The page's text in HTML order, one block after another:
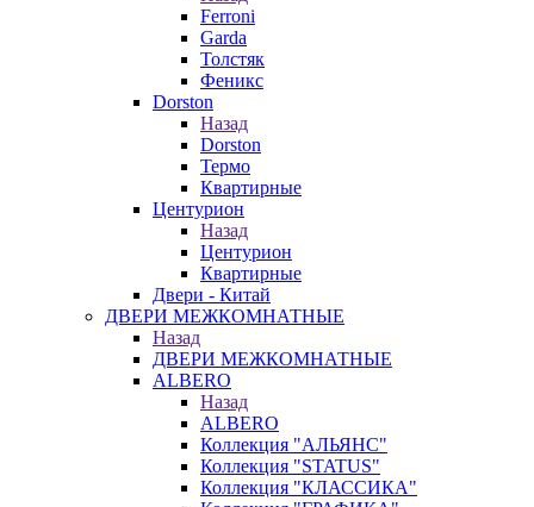
Ferroni
Garda
Толстяк
Феникс
Dorston
Назад
Dorston
Термо
Квартирные
Центурион
Назад
Центурион
Квартирные
Двери - Китай
ДВЕРИ МЕЖКОМНАТНЫЕ
Назад
ДВЕРИ МЕЖКОМНАТНЫЕ
ALBERO
Назад
ALBERO
Коллекция "АЛЬЯНС"
Коллекция "STATUS"
Коллекция "КЛАССИКА"